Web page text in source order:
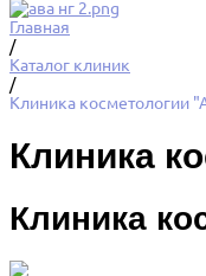
Главная
/
Каталог клиник
/
Клиника косметологии
Клиника
Клиника